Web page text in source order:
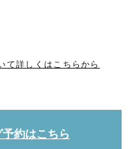
て詳しくはこちらから
約はこちら